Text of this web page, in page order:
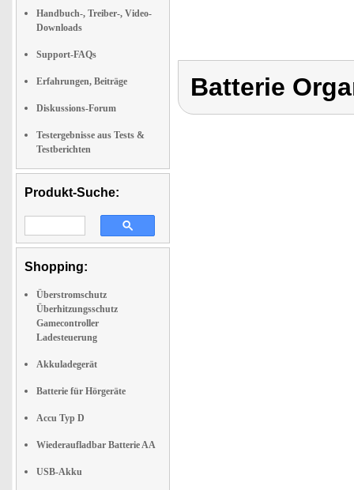
Handbuch-, Treiber-, Video-
Downloads
Support-FAQs
Erfahrungen, Beiträge
Diskussions-Forum
Testergebnisse aus Tests &
Testberichten
Produkt-Suche:
Shopping:
Überstromschutz
Überhitzungsschutz
Gamecontroller
Ladesteuerung
Akkuladegerät
Batterie für Hörgeräte
Accu Typ D
Wiederaufladbar Batterie AA
USB-Akku
Batterie